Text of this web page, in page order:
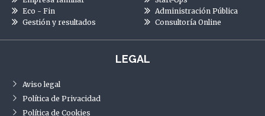
Eco - Fin
Gestión y resultados
Administración Pública
Consultoría Online
LEGAL
Aviso legal
Política de Privacidad
Política de Cookies